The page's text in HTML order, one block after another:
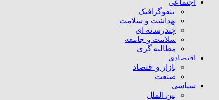
اجتماعی
اینفوگرافیک
بهداشت و سلامت
چندرسانه ای
سلامت و جامعه
مطالبه گری
اقتصادی
بازار و اقتصاد
صنعت
سیاسی
بین الملل